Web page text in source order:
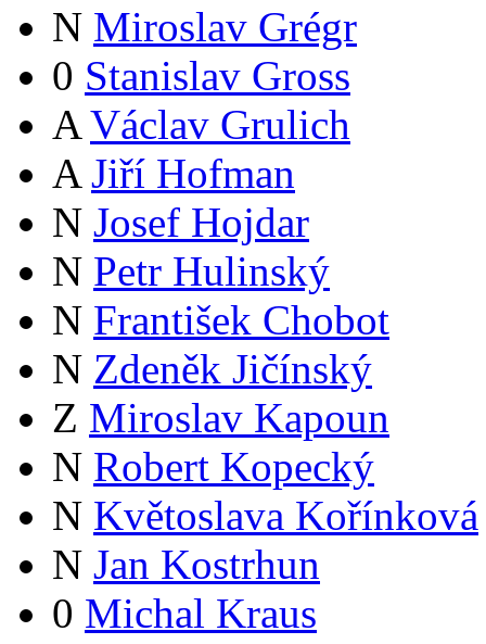
N Miroslav Grégr
0 Stanislav Gross
A Václav Grulich
A Jiří Hofman
N Josef Hojdar
N Petr Hulinský
N František Chobot
N Zdeněk Jičínský
Z Miroslav Kapoun
N Robert Kopecký
N Květoslava Kořínková
N Jan Kostrhun
0 Michal Kraus